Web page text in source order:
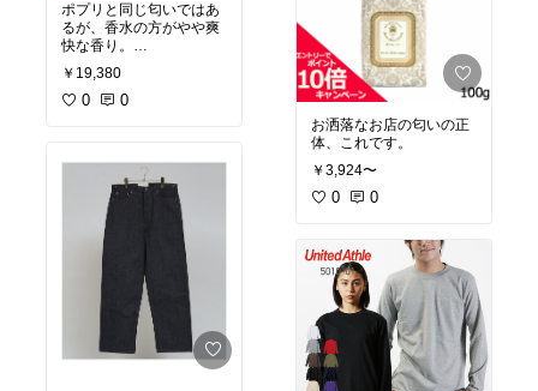
ポプリと同じ匂いではあ
るが、香水の方がやや爽
快な香り。
オーデコロンなので香水
初心者の方にもおすす
め。
￥19,380
0 0
お洒落なお店の匂いの正
体、これです。
￥3,924〜
0 0